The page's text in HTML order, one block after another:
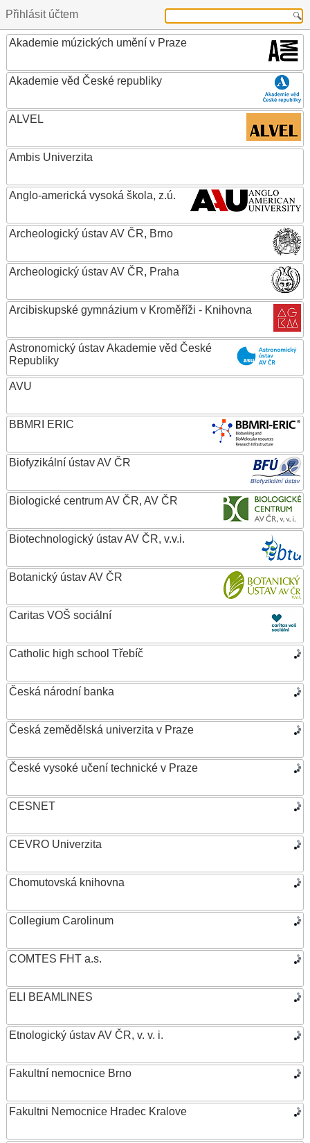
Přihlásit účtem
Akademie múzických umění v Praze
Akademie věd České republiky
ALVEL
Ambis Univerzita
Anglo-americká vysoká škola, z.ú.
Archeologický ústav AV ČR, Brno
Archeologický ústav AV ČR, Praha
Arcibiskupské gymnázium v Kroměříži - Knihovna
Astronomický ústav Akademie věd České
Republiky
AVU
BBMRI ERIC
Biofyzikální ústav AV ČR
Biologické centrum AV ČR, AV ČR
Biotechnologický ústav AV ČR, v.v.i.
Botanický ústav AV ČR
Caritas VOŠ sociální
Catholic high school Třebíč
Česká národní banka
Česká zemědělská univerzita v Praze
České vysoké učení technické v Praze
CESNET
CEVRO Univerzita
Chomutovská knihovna
Collegium Carolinum
COMTES FHT a.s.
ELI BEAMLINES
Etnologický ústav AV ČR, v. v. i.
Fakultní nemocnice Brno
Fakultni Nemocnice Hradec Kralove